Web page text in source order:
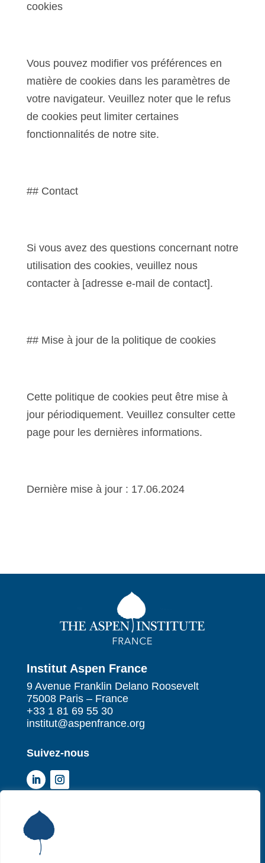
cookies
Vous pouvez modifier vos préférences en
matière de cookies dans les paramètres de
votre navigateur. Veuillez noter que le refus
de cookies peut limiter certaines
fonctionnalités de notre site.
## Contact
Si vous avez des questions concernant notre
utilisation des cookies, veuillez nous
contacter à [adresse e-mail de contact].
## Mise à jour de la politique de cookies
Cette politique de cookies peut être mise à
jour périodiquement. Veuillez consulter cette
page pour les dernières informations.
Dernière mise à jour : 17.06.2024
Institut Aspen France
9 Avenue Franklin Delano Roosevelt
75008 Paris – France
+33 1 81 69 55 30
institut@aspenfrance.org
Suivez-nous
P Institut Aspen France
P Qui sommes-nous ?
Nos missions